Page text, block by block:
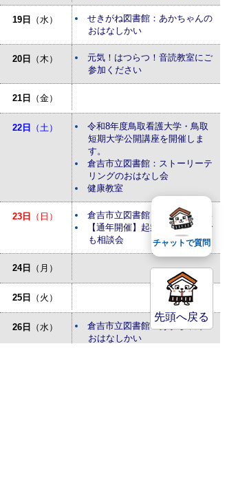
19日 （水）
せきがね図書館：あかちゃんの
おはなしかい
20日 （木）
元気！はつらつ！音読教室にご
参加ください
21日 （金）
22日 （土）
令和8年度鳥取看護大学・鳥取
短期大学公開講座を開催しま
す。
倉吉市立図書館：ストーリーテ
リングのおはなし会
健康教室
23日 （日）
倉吉市立図書館：おはなしかい
【通年開催】起業・経営なんで
も相談会
24日 （月）
25日 （火）
26日 （水）
倉吉市立図書館：あかちゃんの
おはなしかい
先頭へ戻る
チャットで質問